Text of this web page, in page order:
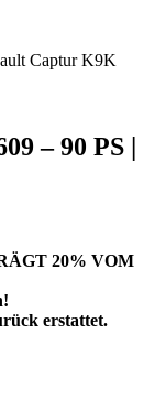
Captur K9K
– 90 PS |
20% VOM
erstattet.